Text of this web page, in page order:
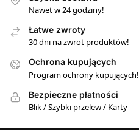
Nawet w 24 godziny!
Łatwe zwroty
30 dni na zwrot produktów!
Ochrona kupujących
Program ochrony kupujących!
Bezpieczne płatności
Blik / Szybki przelew / Karty